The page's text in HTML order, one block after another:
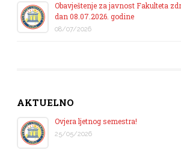
Obavještenje za javnost Fakulteta
dan 08.07.2026. godine
08/07/2026
AKTUELNO
Ovjera ljetnog semestra!
25/05/2026